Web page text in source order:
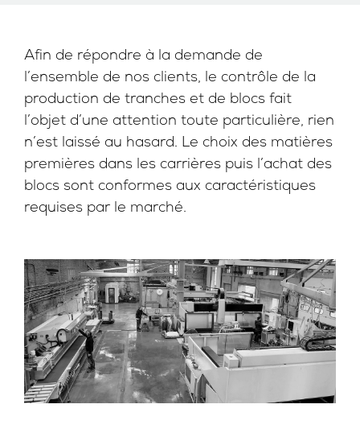
Afin de répondre à la demande de
l’ensemble de nos clients, le contrôle de la
production de tranches et de blocs fait
l’objet d’une attention toute particulière, rien
n’est laissé au hasard. Le choix des matières
premières dans les carrières puis l’achat des
blocs sont conformes aux caractéristiques
requises par le marché.